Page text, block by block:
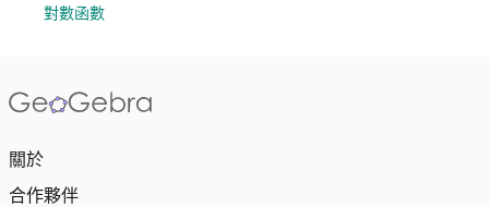
對數函數
關於
合作夥伴